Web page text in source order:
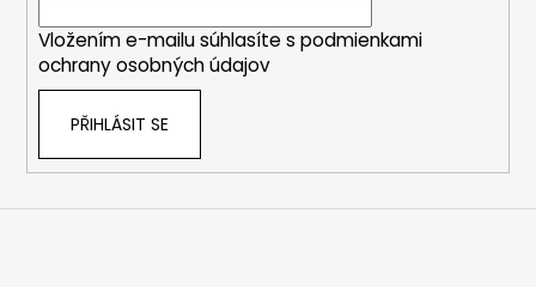
Vložením e-mailu súhlasíte s podmienkami
ochrany osobných údajov
PŘIHLÁSIT SE